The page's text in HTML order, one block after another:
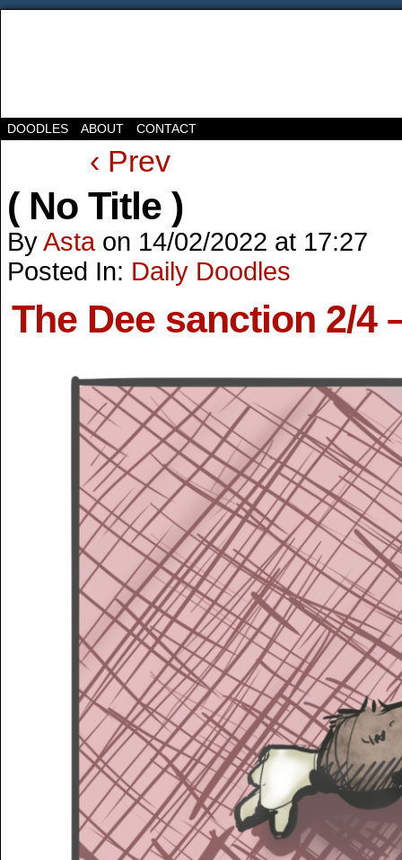
DOODLES ABOUT CONTACT
‹ Prev
( No Title )
ByAsta on 14/02/2022 at 17:27
Posted In: Daily Doodles
The Dee sanction 2/4